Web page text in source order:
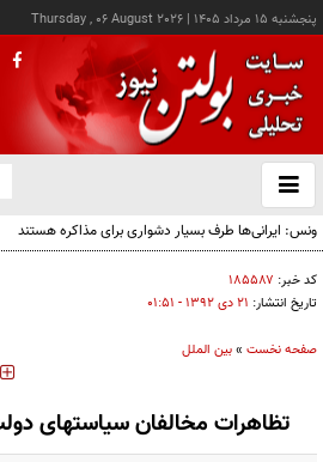
پنجشنبه ۱۵ مرداد ۱۴۰۵ |
Thursday , 06 August 2026
باز
و
کد خبر: ۱۸۵۵۸۷
تاریخ انتشار: ۲۱ دی ۱۳۹۲ - ۰۱:۵۱
صفحه نخست »بین الملل
تظاهرات مخالفان سیاستهای